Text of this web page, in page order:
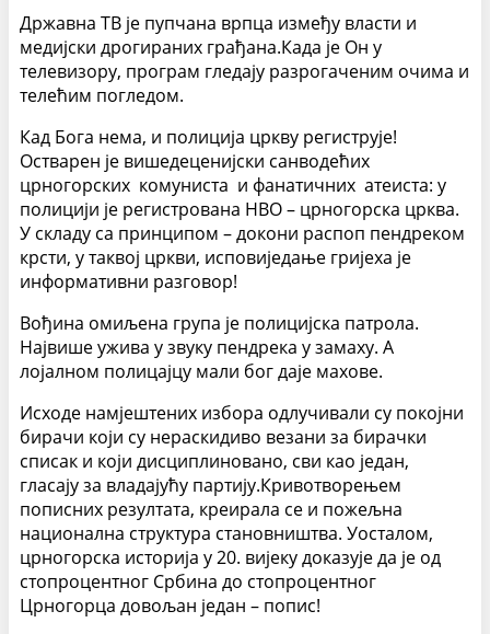
Државна ТВ је пупчана врпца између власти и
медијски дрогираних грађана.Када је Он у
телевизору, програм гледају разрогаченим очима и
телећим погледом.
Кад Бога нема, и полиција цркву региструје!
Остварен је вишедеценијски санводећих
црногорских комуниста и фанатичних атеиста: у
полицији је регистрована НВО – црногорска црква.
У складу са принципом – докони распоп пендреком
крсти, у таквој цркви, исповиједање гријеха је
информативни разговор!
Вођина омиљена група је полицијска патрола.
Највише ужива у звуку пендрека у замаху. А
лојалном полицајцу мали бог даје махове.
Исходе намјештених избора одлучивали су покојни
бирачи који су нераскидиво везани за бирачки
списак и који дисциплиновано, сви као један,
гласају за владајућу партију.Кривотворењем
пописних резултата, креирала се и пожељна
национална структура становништва. Уосталом,
црногорска историја у 20. вијеку доказује да је од
стопроцентног Србина до стопроцентног
Црногорца довољан један – попис!